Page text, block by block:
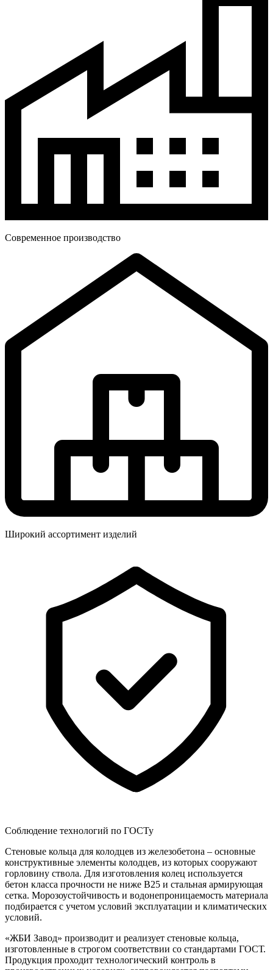
Современное производство
Широкий ассортимент изделий
Соблюдение технологий по ГОСТу
Стеновые кольца для колодцев из железобетона – основные
конструктивные элементы колодцев, из которых сооружают
горловину ствола. Для изготовления колец используется
бетон класса прочности не ниже В25 и стальная армирующая
сетка. Морозоустойчивость и водонепроницаемость материала
подбирается с учетом условий эксплуатации и климатических
условий.
«ЖБИ Завод» производит и реализует стеновые кольца,
изготовленные в строгом соответствии со стандартами ГОСТ.
Продукция проходит технологический контроль в